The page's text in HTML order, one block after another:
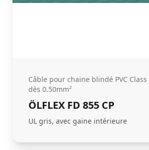
Câble pour chaine blindé PVC
dès 0.50mm²
ÖLFLEX FD 855 CP
UL gris, avec gaine intérieure